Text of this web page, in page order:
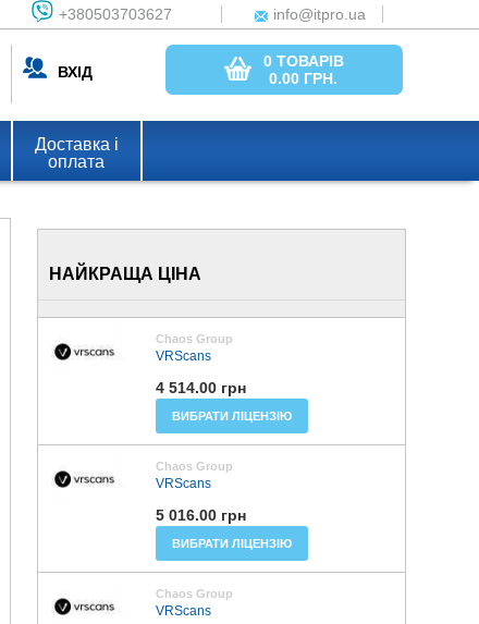
+380503703627 info@itpro.ua
ВХІД
0 ТОВАРІВ
0.00 ГРН.
Доставка і
оплата
НАЙКРАЩА ЦІНА
Chaos Group
VRScans
4 514.00 грн
ВИБРАТИ ЛІЦЕНЗІЮ
Chaos Group
VRScans
5 016.00 грн
ВИБРАТИ ЛІЦЕНЗІЮ
Chaos Group
VRScans